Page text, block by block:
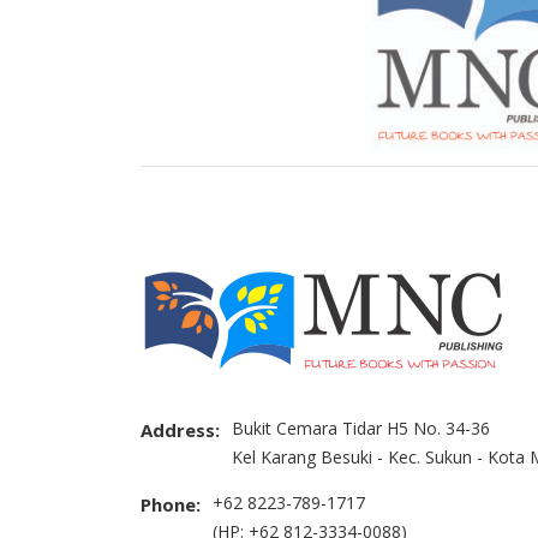
Address: Bukit Cemara Tidar H5 No. 34-36
Kel Karang Besuki - Kec. Sukun - Kota
Phone: +62 8223-789-1717
(HP: +62 812-3334-0088)